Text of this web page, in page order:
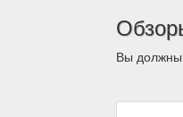
Вы должны